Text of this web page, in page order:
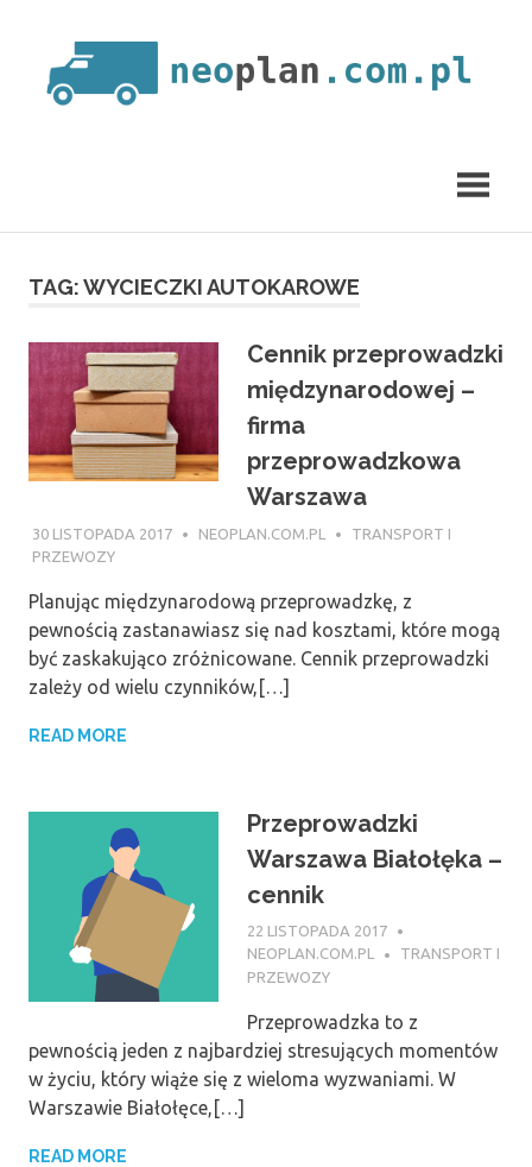
content
TAG:WYCIECZKI AUTOKAROWE
Cennik przeprowadzki
międzynarodowej –
firma
przeprowadzkowa
Warszawa
30 LISTOPADA 2017 NEOPLAN.COM.PL
TRANSPORT I
PRZEWOZY
Planując międzynarodową przeprowadzkę, z
pewnością zastanawiasz się nad kosztami, które mogą
być zaskakująco zróżnicowane. Cennik przeprowadzki
zależy od wielu czynników,[…]
READ MORE
Przeprowadzki
Warszawa Białołęka –
cennik
22 LISTOPADA 2017
NEOPLAN.COM.PL
TRANSPORT I
PRZEWOZY
Przeprowadzka to z
pewnością jeden z najbardziej stresujących momentów
w życiu, który wiąże się z wieloma wyzwaniami. W
Warszawie Białołęce,[…]
READ MORE